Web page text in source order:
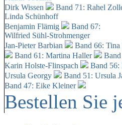
Dirk Wissen
Band 71: Rahel
Linda Schünhoff
Benjamin Flämig
Band 67:
Wilfried Sühl-Strohmenger
Jan-Pieter Barbian
Band 66: Tina
Band 61: Martina Haller
Karin Holste-Flinspach
Band 56:
Ursula Georgy
Band 51: Ursula
Band 47: Eike Kleiner
Bestellen Sie